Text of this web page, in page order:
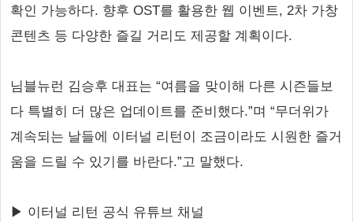
확인 가능하다. 향후 OST를 활용한 웹 이벤트, 2차 가창
콘텐츠 등 다양한 즐길 거리도 제공할 계획이다.
님블뉴런 김승후 대표는 “여름을 맞이해 다른 시즌들보
다 특별히 더 많은 업데이트를 준비했다.”며 “무더위가
계속되는 날들에 이터널 리턴이 조금이라도 시원한 즐거
움을 드릴 수 있기를 바란다.”고 말했다.
▶ 이터널 리턴 공식 유튜브 채널